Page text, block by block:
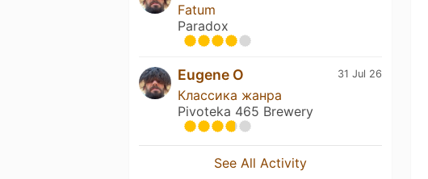
Fatum
Paradox
31 Jul 26
Eugene O
Классика жанра
Pivoteka 465 Brewery
See All Activity